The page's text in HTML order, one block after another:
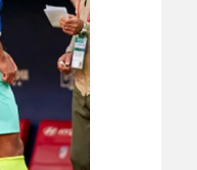
מדיניות פרטיות
תקנון פעילות ספורט 1
רשיון להקרנה
הצטרפות לחבילת
לוח דרושים – ג'ובנט